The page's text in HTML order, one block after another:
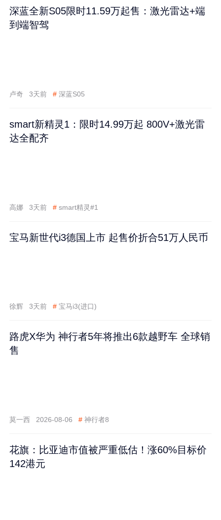
深蓝全新S05限时11.59万起售：激光雷达+端
到端智驾
卢奇 3天前 # 深蓝S05
smart新精灵1：限时14.99万起 800V+激光雷
达全配齐
高娜 3天前 # smart精灵#1
宝马新世代i3德国上市 起售价折合51万人民币
徐辉 3天前 # 宝马i3(进口)
路虎X华为 神行者5年将推出6款越野车 全球销
售
莫一西 2026-08-06 # 神行者8
花旗：比亚迪市值被严重低估！涨60%目标价
142港元